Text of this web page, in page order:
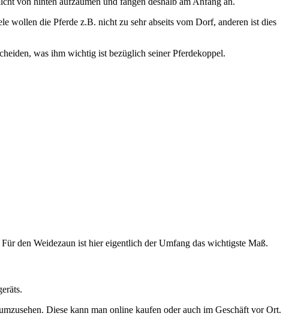
wollen die Pferde z.B. nicht zu sehr abseits vom Dorf, anderen ist dies
was ihm wichtig ist bezüglich seiner Pferdekoppel.
den Weidezaun ist hier eigentlich der Umfang das wichtigste Maß.
Diese kann man online kaufen oder auch im Geschäft vor Ort.